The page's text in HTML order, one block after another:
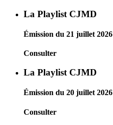
La Playlist CJMD
Émission du 21 juillet 2026
Consulter
La Playlist CJMD
Émission du 20 juillet 2026
Consulter